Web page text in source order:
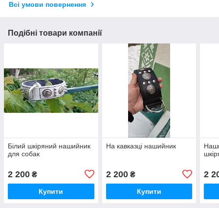
Всі умови повернення
Подібні товари компанії
Білий шкіряний нашийник
для собак
2 200 ₴
Купити
На кавказці нашийник
2 200₴
Купити
2